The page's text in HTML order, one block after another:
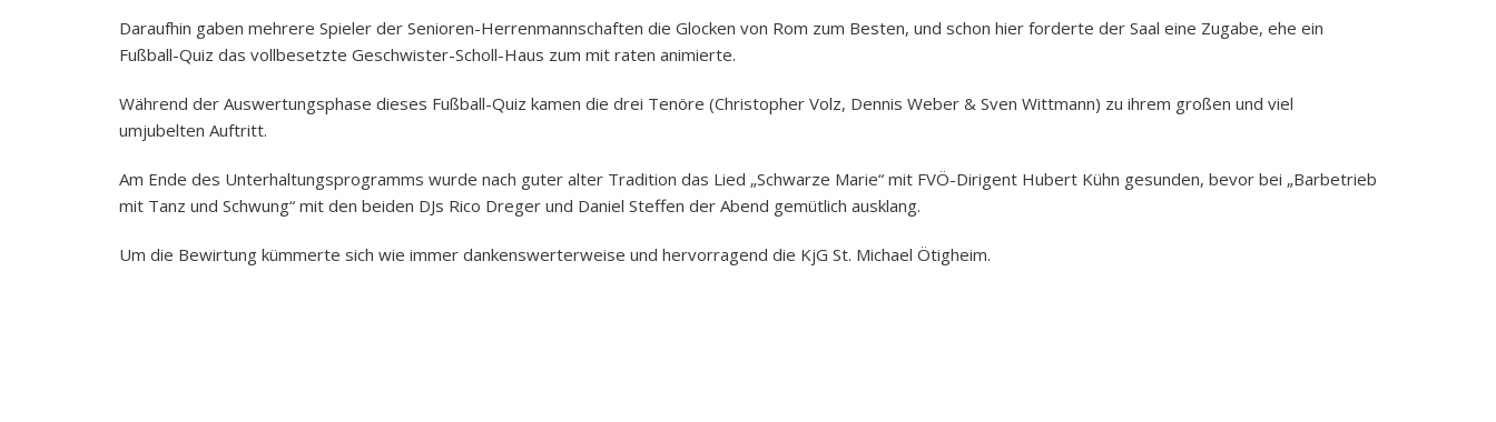
Daraufhin gaben mehrere Spieler der Senioren-Herrenmannschaften die Glocken von Rom zum Besten, und schon hier forderte der Saal eine Zugabe, ehe ein
Fußball-Quiz das vollbesetzte Geschwister-Scholl-Haus zum mit raten animierte.
Während der Auswertungsphase dieses Fußball-Quiz kamen die drei Tenöre (Christopher Volz, Dennis Weber & Sven Wittmann) zu ihrem großen und viel
umjubelten Auftritt.
Am Ende des Unterhaltungsprogramms wurde nach guter alter Tradition das Lied „Schwarze Marie“ mit FVÖ-Dirigent Hubert Kühn gesunden, bevor bei „Barbetrieb
mit Tanz und Schwung“ mit den beiden DJs Rico Dreger und Daniel Steffen der Abend gemütlich ausklang.
Um die Bewirtung kümmerte sich wie immer dankenswerterweise und hervorragend die KjG St. Michael Ötigheim.